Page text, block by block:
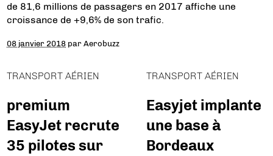
de 81,6 millions de passagers en 2017 affiche une
croissance de +9,6% de son trafic.
08 janvier 2018 parAerobuzz
TRANSPORT AÉRIEN
premium
EasyJet recrute
35 pilotes sur
TRANSPORT AÉRIEN
Easyjet implante
une base à
Bordeaux